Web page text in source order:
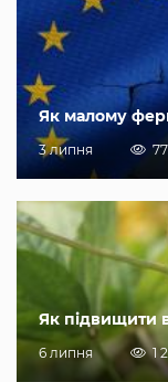
Як малому
3 липня
Як підвищити
6 липня 1